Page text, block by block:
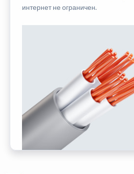
интернет не ограничен.